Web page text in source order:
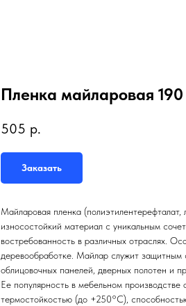
Пленка майларовая
505 р.
Заказать
Майларовая пленка
износостойкий материал с уникальным
востребованность в различных отраслях.
деревообработке. Майлар служит защитным
облицовочных панелей, дверных полотен и
Ее популярность в мебельном
термостойкостью (до +250°C),